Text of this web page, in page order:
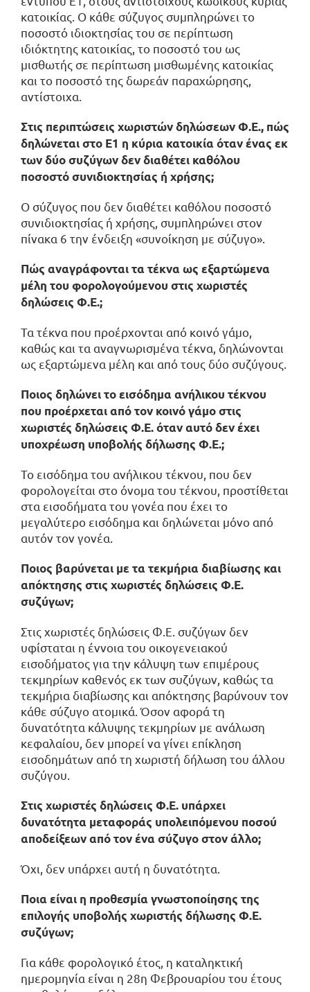
κατοικίας. Ο κάθε σύζυγος συμπληρώνει το
ποσοστό ιδιοκτησίας του σε περίπτωση
ιδιόκτητης κατοικίας, το ποσοστό του ως
μισθωτής σε περίπτωση μισθωμένης κατοικίας
και το ποσοστό της δωρεάν παραχώρησης,
αντίστοιχα.
Στις περιπτώσεις χωριστών δηλώσεων Φ.Ε., πώς
δηλώνεται στο Ε1 η κύρια κατοικία όταν ένας εκ
των δύο συζύγων δεν διαθέτει καθόλου
ποσοστό συνιδιοκτησίας ή χρήσης;
Ο σύζυγος που δεν διαθέτει καθόλου ποσοστό
συνιδιοκτησίας ή χρήσης, συμπληρώνει στον
πίνακα 6 την ένδειξη «συνοίκηση με σύζυγο».
Πώς αναγράφονται τα τέκνα ως εξαρτώμενα
μέλη του φορολογούμενου στις χωριστές
δηλώσεις Φ.Ε.;
Τα τέκνα που προέρχονται από κοινό γάμο,
καθώς και τα αναγνωρισμένα τέκνα, δηλώνονται
ως εξαρτώμενα μέλη και από τους δύο συζύγους.
Ποιος δηλώνει το εισόδημα ανήλικου τέκνου
που προέρχεται από τον κοινό γάμο στις
χωριστές δηλώσεις Φ.Ε. όταν αυτό δεν έχει
υποχρέωση υποβολής δήλωσης Φ.Ε.;
Το εισόδημα του ανήλικου τέκνου, που δεν
φορολογείται στο όνομα του τέκνου, προστίθεται
στα εισοδήματα του γονέα που έχει το
μεγαλύτερο εισόδημα και δηλώνεται μόνο από
αυτόν τον γονέα.
Ποιος βαρύνεται με τα τεκμήρια διαβίωσης και
απόκτησης στις χωριστές δηλώσεις Φ.Ε.
συζύγων;
Στις χωριστές δηλώσεις Φ.Ε. συζύγων δεν
υφίσταται η έννοια του οικογενειακού
εισοδήματος για την κάλυψη των επιμέρους
τεκμηρίων καθενός εκ των συζύγων, καθώς τα
τεκμήρια διαβίωσης και απόκτησης βαρύνουν τον
κάθε σύζυγο ατομικά. Όσον αφορά τη
δυνατότητα κάλυψης τεκμηρίων με ανάλωση
κεφαλαίου, δεν μπορεί να γίνει επίκληση
εισοδημάτων από τη χωριστή δήλωση του άλλου
συζύγου.
Στις χωριστές δηλώσεις Φ.Ε. υπάρχει
δυνατότητα μεταφοράς υπολειπόμενου ποσού
αποδείξεων από τον ένα σύζυγο στον άλλο;
Όχι, δεν υπάρχει αυτή η δυνατότητα.
Ποια είναι η προθεσμία γνωστοποίησης της
επιλογής υποβολής χωριστής δήλωσης Φ.Ε.
συζύγων;
Για κάθε φορολογικό έτος, η καταληκτική
ημερομηνία είναι η 28η Φεβρουαρίου του έτους